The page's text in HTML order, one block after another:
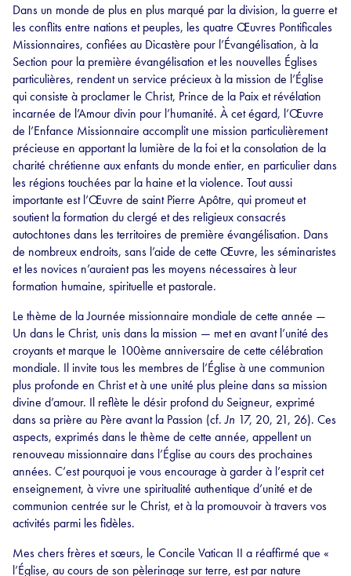
Dans un monde de plus en plus marqué par la division, la guerre et
les conflits entre nations et peuples, les quatre Œuvres Pontificales
Missionnaires, confiées au Dicastère pour l’Évangélisation, à la
Section pour la première évangélisation et les nouvelles Églises
particulières, rendent un service précieux à la mission de l’Église
qui consiste à proclamer le Christ, Prince de la Paix et révélation
incarnée de l’Amour divin pour l’humanité. À cet égard, l’Œuvre
de l’Enfance Missionnaire accomplit une mission particulièrement
précieuse en apportant la lumière de la foi et la consolation de la
charité chrétienne aux enfants du monde entier, en particulier dans
les régions touchées par la haine et la violence. Tout aussi
importante est l’Œuvre de saint Pierre Apôtre, qui promeut et
soutient la formation du clergé et des religieux consacrés
autochtones dans les territoires de première évangélisation. Dans
de nombreux endroits, sans l’aide de cette Œuvre, les séminaristes
et les novices n’auraient pas les moyens nécessaires à leur
formation humaine, spirituelle et pastorale.
Le thème de la Journée missionnaire mondiale de cette année —
Un dans le Christ, unis dans la mission — met en avant l’unité des
croyants et marque le 100ème anniversaire de cette célébration
mondiale. Il invite tous les membres de l’Église à une communion
plus profonde en Christ et à une unité plus pleine dans sa mission
divine d’amour. Il reflète le désir profond du Seigneur, exprimé
dans sa prière au Père avant la Passion (cf.Jn 17, 20, 21, 26). Ces
aspects, exprimés dans le thème de cette année, appellent un
renouveau missionnaire dans l’Église au cours des prochaines
années. C’est pourquoi je vous encourage à garder à l’esprit cet
enseignement, à vivre une spiritualité authentique d’unité et de
communion centrée sur le Christ, et à la promouvoir à travers vos
activités parmi les fidèles.
Mes chers frères et sœurs, le Concile Vatican II a réaffirmé que «
l’Église, au cours de son pèlerinage sur terre, est par nature